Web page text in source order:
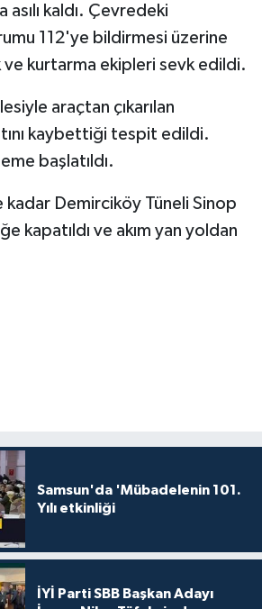
asılı kaldı. Çevredeki
112'ye bildirmesi üzerine
ve kurtarma ekipleri sevk edildi.
araçtan çıkarılan
kaybettiği tespit edildi.
başlatıldı.
kadar Demirciköy Tüneli Sinop
kapatıldı ve akım yan yoldan
Samsun'da 'Mübadelenin 101.
Yılı etkinliği
İYİ Parti SBB Başkan Adayı